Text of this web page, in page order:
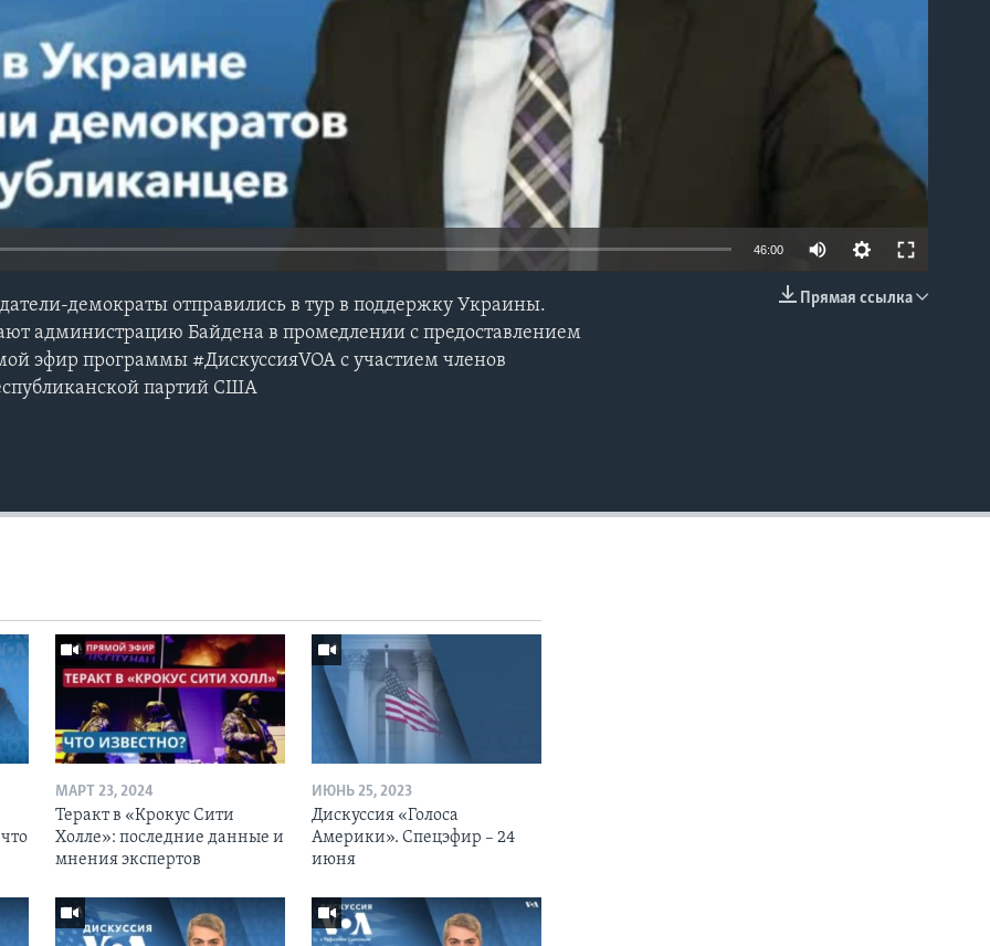
46:00
Прямая ссылка
демократы отправились в тур в поддержку Украины.
администрацию Байдена в промедлении с предоставлением
эфир программы #ДискуссияVOA с участием членов
партий США
МАРТ 23, 2024
Теракт в «Крокус Сити
Холле»: последние данные и
мнения экспертов
ИЮНЬ 25, 2023
Дискуссия «Голоса
Америки». Спецэфир – 24
июня